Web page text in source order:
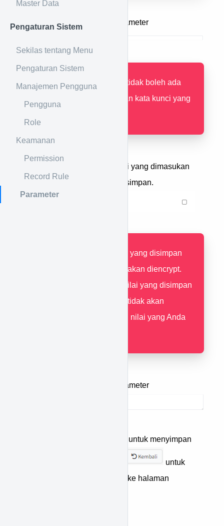
Master Data
Pengaturan Sistem
Sekilas tentang Menu
Pengaturan Sistem
Manajemen Pengguna
Pengguna
Role
Keamanan
Permission
Record Rule
Parameter
Masukan kata kunci parameter
Kata kunci unik, tidak boleh ada
parameter dengan kata kunci yang
Check encryted, jika nilai yang dimasukan
akan di encrypt ketika disimpan.
nilai yang disimpan
ke dalam sistem akan diencrypt.
nilai yang disimpan
ke dalam sistem tidak akan
diencrypt (sesuai nilai yang Anda
Masukan nilai untuk parameter
untuk menyimpan
untuk
membatalkan & kembali ke halaman